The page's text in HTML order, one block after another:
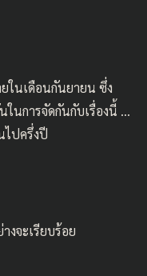
ในเดือนกันยายน ซึ่ง
ในการจัดกันกับเรื่องนี้ …
ไปครึ่งปี
งจะเรียบร้อย